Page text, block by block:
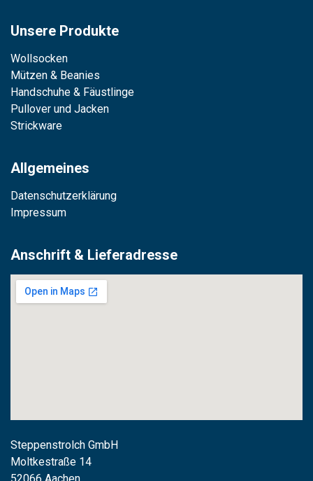
Unsere Produkte
Wollsocken
Mützen & Beanies
Handschuhe & Fäustlinge
Pullover und Jacken
Strickware
Allgemeines
Datenschutzerklärung
Impressum
Anschrift & Lieferadresse
Steppenstrolch GmbH
Moltkestraße 14
52066 Aachen